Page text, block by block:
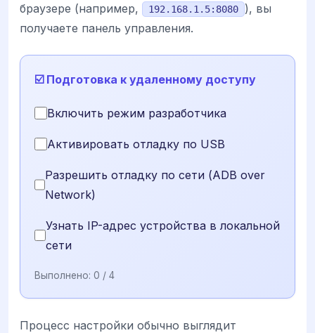
браузере (например,
192.168.1.5:8080
), вы
получаете панель управления.
☑️ Подготовка к удаленному доступу
Включить режим разработчика
Активировать отладку по USB
Разрешить отладку по сети (ADB over
Network)
Узнать IP-адрес устройства в локальной
сети
Выполнено: 0 / 4
Процесс настройки обычно выглядит